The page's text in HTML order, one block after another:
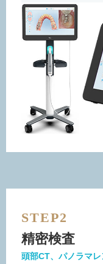
STEP2
精密検査
頭部CT、パノラマ